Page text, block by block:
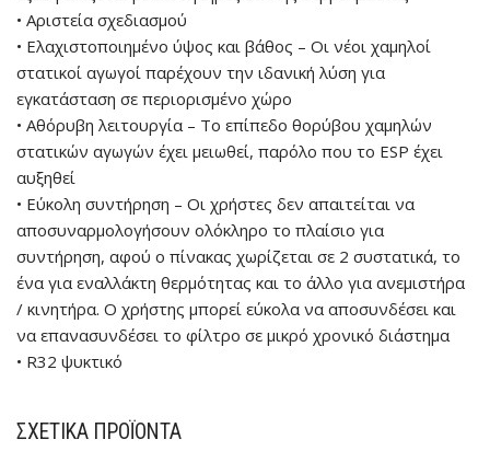
• Αριστεία σχεδιασμού
• Ελαχιστοποιημένο ύψος και βάθος – Οι νέοι χαμηλοί
στατικοί αγωγοί παρέχουν την ιδανική λύση για
εγκατάσταση σε περιορισμένο χώρο
• Αθόρυβη λειτουργία – Το επίπεδο θορύβου χαμηλών
στατικών αγωγών έχει μειωθεί, παρόλο που το ESP έχει
αυξηθεί
• Εύκολη συντήρηση – Οι χρήστες δεν απαιτείται να
αποσυναρμολογήσουν ολόκληρο το πλαίσιο για
συντήρηση, αφού ο πίνακας χωρίζεται σε 2 συστατικά, το
ένα για εναλλάκτη θερμότητας και το άλλο για ανεμιστήρα
/ κινητήρα. Ο χρήστης μπορεί εύκολα να αποσυνδέσει και
να επανασυνδέσει το φίλτρο σε μικρό χρονικό διάστημα
• R32 ψυκτικό
ΣΧΕΤΙΚΆ ΠΡΟΪΌΝΤΑ